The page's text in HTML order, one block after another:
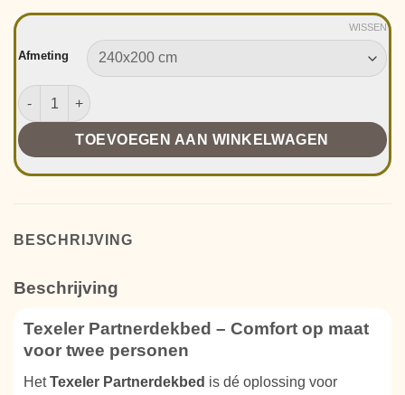
Afmeting
WISSEN
Texeler PartnerDekbed | 4 seizoenen aantal
TOEVOEGEN AAN WINKELWAGEN
BESCHRIJVING
Beschrijving
Texeler Partnerdekbed – Comfort op maat
voor twee personen
HetTexeler Partnerdekbed is dé oplossing voor